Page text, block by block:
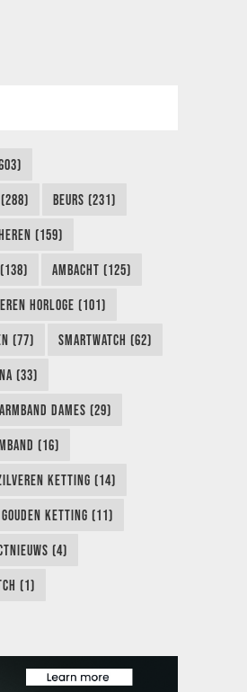
(288) BEURS (231)
(159)
(138) AMBACHT (125)
HORLOGE (101)
(77) SMARTWATCH (62)
(33)
ARMBAND DAMES (29)
(16)
KETTING (14)
GOUDEN KETTING (11)
(4)
(1)